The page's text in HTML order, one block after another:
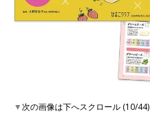
▼次の画像は下へスクロール (10/44)